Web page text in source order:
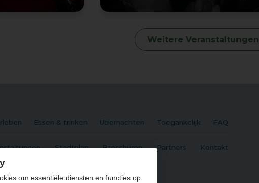
Weitere Veranstaltungen
Essen & trinken Übernachten Toegankelijk FAQ
Stadtplan Broschüren Partners Kontakt
om essentiële diensten en functies op